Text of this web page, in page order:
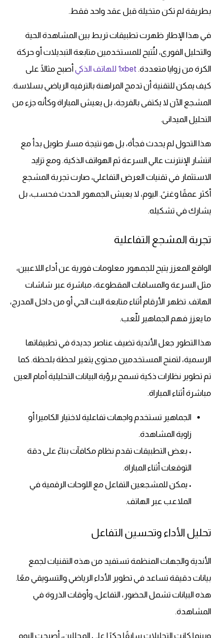
بطريقة لم تكن متخيلة قبل عقد واحد فقط.
في هذا الإطار ظهرت تطبيقات تربط بين المشاهدة الحية
والتحليل الفورى، لتُتيح للمستخدمين متابعة التبديلات أو حركة
الكرة من زوايا متعددة. 1xbet للهاتف الذكي
أصبح مثالًا على
كيف يمكن للتقنية أن تدمج المراهنة بالترفيه الرياضي بسلاسة.
المشجع الآن لا يكتفى بالفرجة، بل يعيش المباراة وكأنه جزء من
التحليل الميدانى.
هذا التحول لم يحدث فجأة، بل هو نتيجة مسار طويل بدأ مع
انتشار الإنترنت عالي السرعة ثم الهواتف الذكية. ومع تزايد
الاستثمار في تقنيات العرض التفاعلي، صارت تجربة المشجع
أكثر عمقًا وغنىً. اليوم، لا يعيش الجمهور الحدث فحسب، بل
يشارك في تشكيله.
تجربة المشجع التفاعلية
الواقع المعزز يتيح للجمهور معلومات فورية عن أداء اللاعبين،
مثل السرعة والمسافات المقطوعة، مباشرة عبر شاشات
الهاتف. تظهر الأرقام أثناء متابعة البث الحي أو من داخل المدرج،
ما يعزز فهم الجماهير للّعب.
هذا التطور جعل الأندية تضيف عناصر جديدة في تطبيقاتها
الرسمية، لتمنح المستخدمين محتوى يتغير لحظة بلحظة. كما
تم تطوير نظارات ذكية تسمح برؤية البيانات التحليلية أمام العين
مباشرة أثناء المباراة.
الجماهير تستخدم واجهات تفاعلية لاختيار الكاميرا أو
زاوية المشاهدة.
• بعض التطبيقات تقدم نظام مكافآت بناءً على دقة
التوقعات أثناء المباراة.
• يمكن للمشجعين التفاعل مع اللوحات الرقمية في
الملاعب عبر الهاتف.
تحليل الأداء وتحسين التفاعل
الأندية والجهات المنظمة تستفيد من هذه التقنيات لجمع
بيانات دقيقة تساعد في تطوير الأداء الرياضي والتسويقي معًا.
هذه البيانات تشمل الحضور، التفاعل، وأوقات الذروة في
المشاهدة.
وبينما كانت التحليلات سابقًا حكرًا على المحللين، أصبحت اليوم